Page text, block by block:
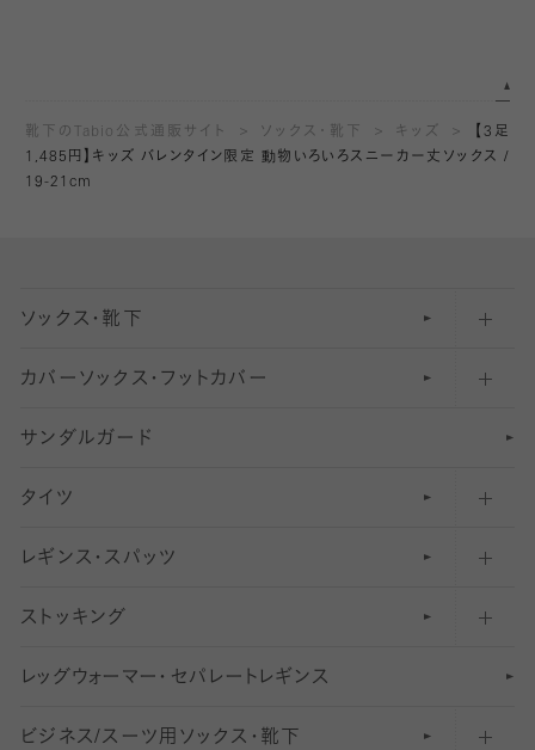
靴下のTabio公式通販サイト ソックス・靴下 キッズ
【3足
1,485円】キッズ バレンタイン限定 動物いろいろスニーカー丈ソックス /
19-21cm
ソックス・靴下
五本指ソックス・靴下
足袋ソックス・靴下
無地・プレーンソックス・靴下
柄ソックス・靴下
スニーカー（くるぶし）用ソックス
アンクル・ショートソックス（くるぶし上）
クルーソックス（ふくらはぎ下）
カバーソックス・フットカバー
フットカバー・カバーソックス（深め）
フットカバー・カバーソックス（ふつう）
フットカバー・カバーソックス（浅め）
サンダルガード
タイツ
30デニール以下のタイツ（薄手タイツ）
31〜40デニールタイツ
41〜60デニールタイツ
61〜80デニールタイツ
レギンス・スパッツ
柄レギンス
無地レギンス
レギンスパンツ（レギパン）
ストッキング
伝線しにくいストッキング
ショートストッキング
レッ グ ウォー マー ・ セパレー ト レ ギンス
ビジネス/スーツ用 ソックス・靴下